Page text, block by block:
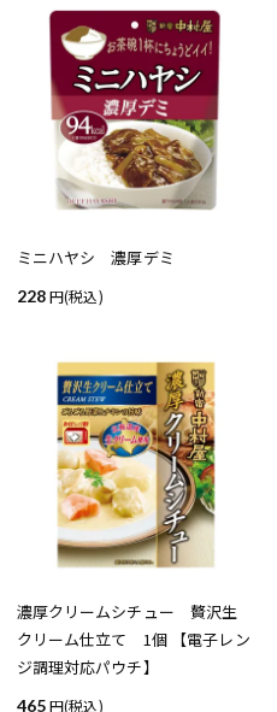
ミニハヤシ 濃厚デミ
228 (税込)
濃厚クリームシチュー 贅沢生
クリーム仕立て 1個 【電子レン
ジ調理対応パウチ】
465 (税込)